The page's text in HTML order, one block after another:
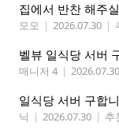
집에서 반찬 해주
모모 | 2026.07.30 |
벨뷰 일식당 서버
매니저 4 | 2026.07.30
일식당 서버 구합
닉 | 2026.07.30 | 추